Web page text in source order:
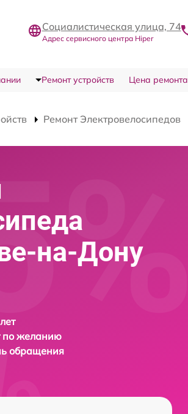
Социалистическая улица, 74
Адрес сервисного центра Hiper
Ремонт устройств Цена ремонта
Ремонт Электровелосипедов
на-Дону
по желанию
обращения